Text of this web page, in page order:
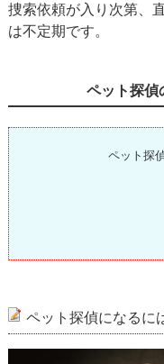
捜索依頼が入り次第、
は不定期です。
ペット探偵
ペット探
ペット探偵になるに